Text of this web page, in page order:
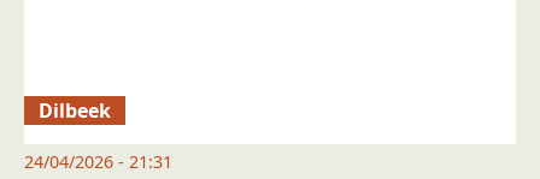
Dilbeek
24/04/2026 - 21:31